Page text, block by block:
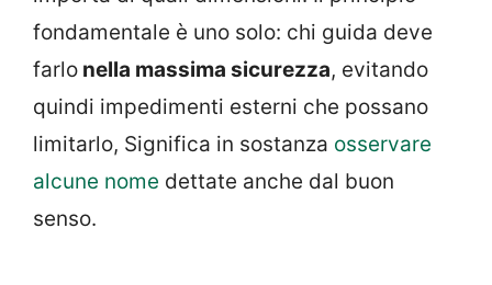
fondamentale è uno solo: chi guida deve
farlo nella massima sicurezza, evitando
quindi impedimenti esterni che possano
limitarlo, Significa in sostanza osservare
alcune nome dettate anche dal buon
senso.